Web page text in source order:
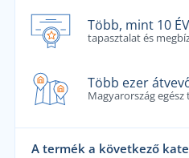
Több, mint 10 ÉV
tapasztalat és
Több ezer
Magyarország
A termék a következő